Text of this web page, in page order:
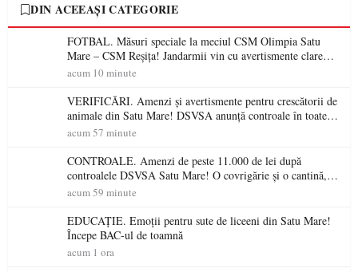
DIN ACEEAȘI CATEGORIE
FOTBAL. Măsuri speciale la meciul CSM Olimpia Satu
Mare – CSM Reșița! Jandarmii vin cu avertismente clare
pentru suporteri
acum 10 minute
VERIFICĂRI. Amenzi și avertismente pentru crescătorii de
animale din Satu Mare! DSVSA anunță controale în toate
gospodăriile și face apel la respectarea legii
acum 57 minute
CONTROALE. Amenzi de peste 11.000 de lei după
controalele DSVSA Satu Mare! O covrigărie și o cantină,
sancționate pentru nereguli
acum 59 minute
EDUCAȚIE. Emoții pentru sute de liceeni din Satu Mare!
Începe BAC-ul de toamnă
acum 1 ora